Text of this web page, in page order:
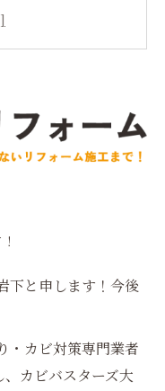
者MIST工法カビ
下と申します！今後
・カビ対策専門業者
カビバスターズ大